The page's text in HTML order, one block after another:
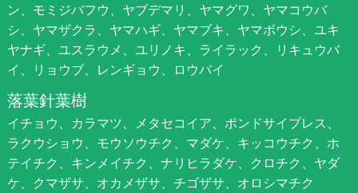
ン、モミジバフウ、ヤブデマリ、ヤマグワ、ヤマコウバ
シ、ヤマザクラ、ヤマハギ、ヤマブキ、ヤマボウシ、ユキ
ヤナギ、ユスラウメ、ユリノキ、ライラック、リキュウバ
イ、リョウブ、レンギョウ、ロウバイ
落葉針葉樹
イチョウ、カラマツ、メタセコイア、ポンドサイプレス、
ラクウショウ、モウソウチク、マダケ、キッコウチク、ホ
テイチク、キンメイチク、ナリヒラダケ、クロチク、ヤダ
ケ、クマザサ、オカメザサ、チゴザサ、オロシマチク